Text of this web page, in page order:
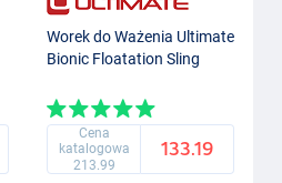
Worek do Ważenia Ultimate
Bionic Floatation Sling
Cena
katalogowa
213.99
133.19